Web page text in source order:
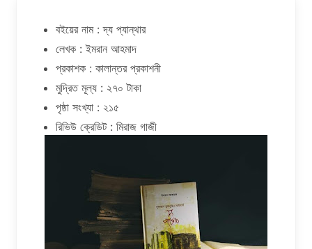
বইয়ের নাম : দ্য প্যান্থার
লেখক : ইমরান আহমাদ
প্রকাশক : কালান্তর প্রকাশনী
মুদ্রিত মূল্য : ২৭০ টাকা
পৃষ্ঠা সংখ্যা : ২১৫
রিভিউ ক্রেডিট : মিরাজ গাজী